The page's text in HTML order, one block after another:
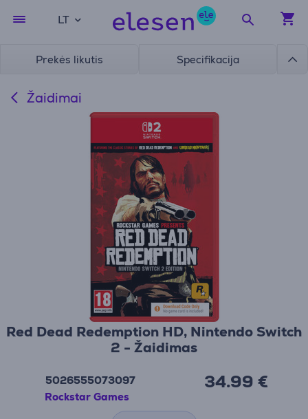
LT
Prekės likutis Specifikacija
Žaidimai
Red Dead Redemption HD, Nintendo Switch
2 - Žaidimas
5026555073097
Rockstar Games
34.99 €